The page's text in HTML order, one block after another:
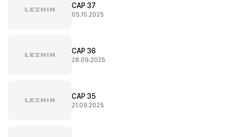
CAP 37
05.10.2025
CAP 36
28.09.2025
CAP 35
21.09.2025